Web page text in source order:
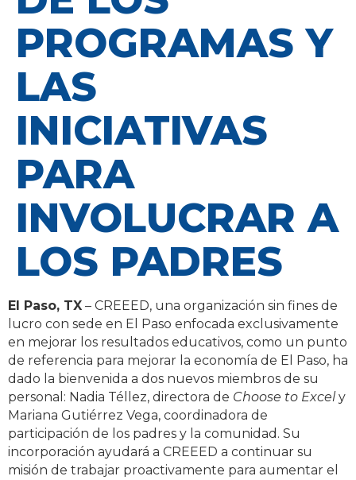
PROGRAMAS Y
LAS
INICIATIVAS
PARA
INVOLUCRAR A
LOS PADRES
El Paso, TX – CREEED, una organización sin fines de
lucro con sede en El Paso enfocada exclusivamente
en mejorar los resultados educativos, como un punto
de referencia para mejorar la economía de El Paso, ha
dado la bienvenida a dos nuevos miembros de su
personal: Nadia Téllez, directora de Choose to Excely
Mariana Gutiérrez Vega, coordinadora de
participación de los padres y la comunidad. Su
incorporación ayudará a CREEED a continuar su
misión de trabajar proactivamente para aumentar el